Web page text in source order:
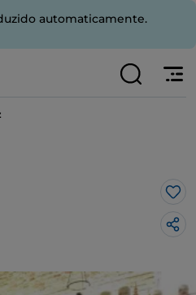
automaticamente.